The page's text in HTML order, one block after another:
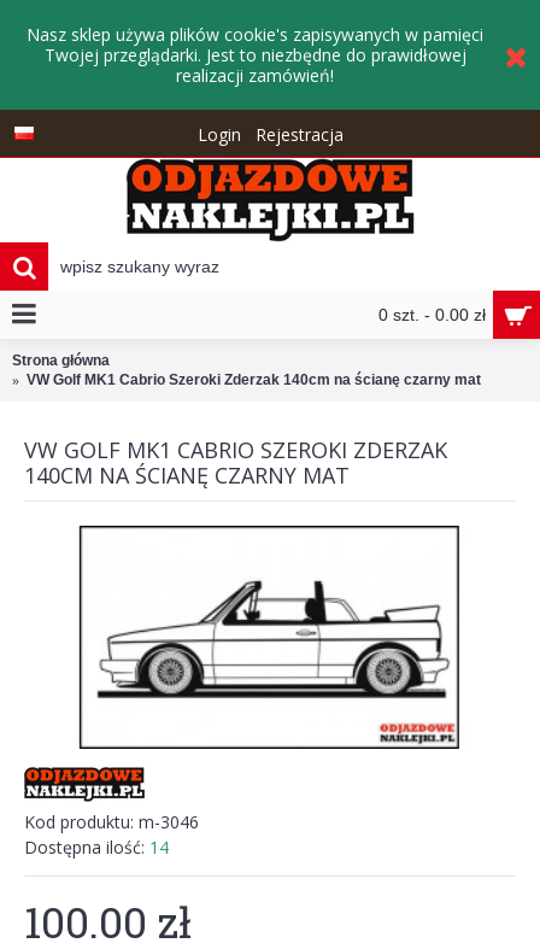
Nasz sklep używa plików cookie's zapisywanych w pamięci
Twojej przeglądarki. Jest to niezbędne do prawidłowej
realizacji zamówień!
Login Rejestracja
0 szt. - 0.00 zł
Strona główna
VW Golf MK1 Cabrio Szeroki Zderzak 140cm na ścianę czarny mat
VW GOLF MK1 CABRIO SZEROKI ZDERZAK
140CM NA ŚCIANĘ CZARNY MAT
Kod produktu: m-3046
Dostępna ilość: 14
100.00 zł